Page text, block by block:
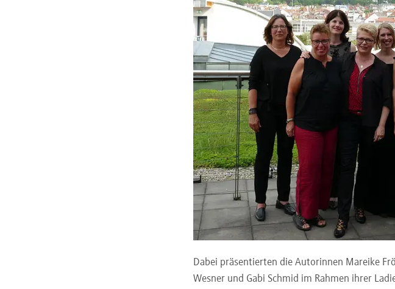
Dabei präsentierten die Autorinnen Mareike
Wesner und Gabi Schmid im Rahmen ihrer